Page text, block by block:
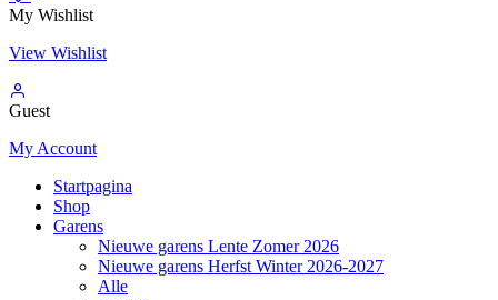
My Wishlist
View Wishlist
Guest
My Account
Startpagina
Shop
Garens
Nieuwe garens Lente Zomer 2026
Nieuwe garens Herfst Winter 2026-2027
Alle